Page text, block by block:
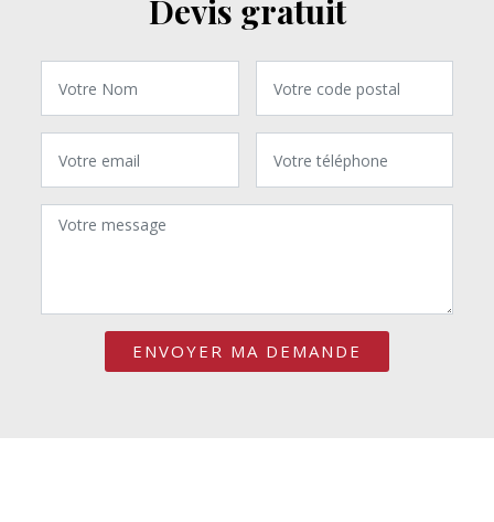
Devis gratuit